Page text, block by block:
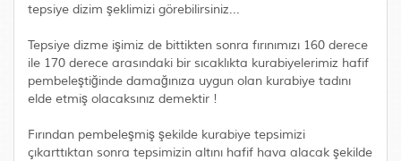
tepsiye dizim şeklimizi görebilirsiniz...
Tepsiye dizme işimiz de bittikten sonra fırınımızı 160 derece
ile 170 derece arasındaki bir sıcaklıkta kurabiyelerimiz hafif
pembeleştiğinde damağınıza uygun olan kurabiye tadını
elde etmiş olacaksınız demektir !
Fırından pembeleşmiş şekilde kurabiye tepsimizi
çıkarttıktan sonra tepsimizin altını hafif hava alacak şekilde